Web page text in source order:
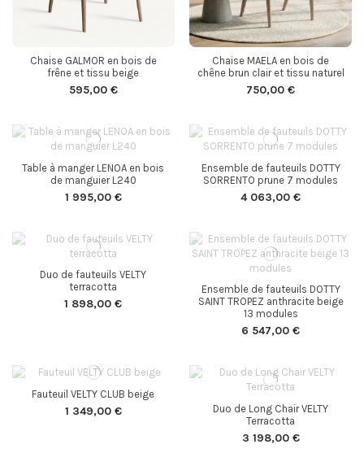
Chaise GALMOR en bois de
frêne et tissu beige
595,00 €
Chaise MAELA en bois de
chêne brun clair et tissu naturel
750,00 €
Table à manger LENOA en bois
de manguier L240
1 995,00 €
Ensemble de fauteuils DOTTY
SORRENTO prune 7 modules
4 063,00 €
Duo de fauteuils VELTY
terracotta
1 898,00 €
Ensemble de fauteuils DOTTY
SAINT TROPEZ anthracite beige
13 modules
6 547,00 €
Fauteuil VELTY CLUB beige
1 349,00 €
Duo de Long Chair VELTY
Terracotta
3 198,00 €